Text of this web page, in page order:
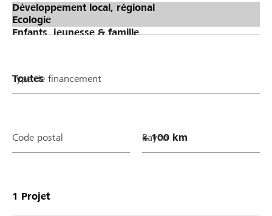
Type de financement
Code postal Rayon
1 Projet